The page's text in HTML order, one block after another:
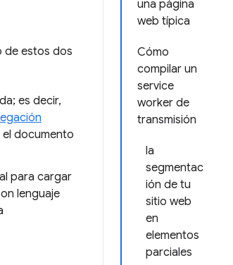
una página
web típica
Cómo
compilar un
service
worker de
transmisión
la
segmentac
ión de tu
sitio web
en
elementos
parciales
de estos dos
es decir,
documento
para cargar
lenguaje